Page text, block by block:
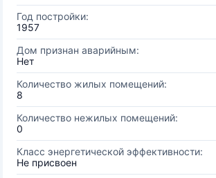
Год постройки:
1957
Дом признан аварийным:
Нет
Количество жилых помещений:
8
Количество нежилых помещений:
0
Класс энергетической эффективности:
Не присвоен